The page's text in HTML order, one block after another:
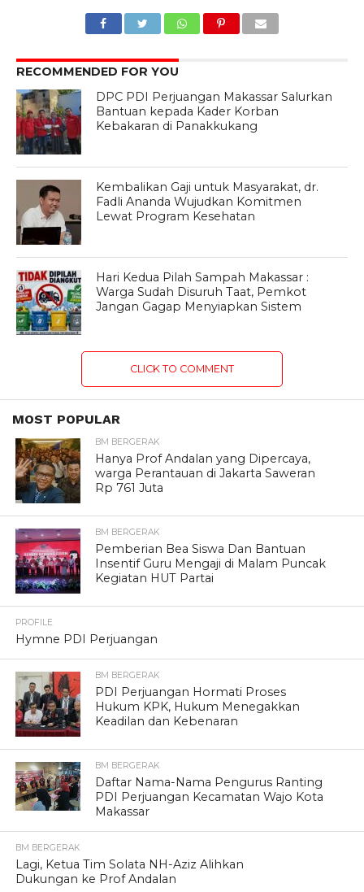
RECOMMENDED FOR YOU
DPC PDI Perjuangan Makassar Salurkan
Bantuan kepada Kader Korban
Kebakaran di Panakkukang
Kembalikan Gaji untuk Masyarakat, dr.
Fadli Ananda Wujudkan Komitmen
Lewat Program Kesehatan
Hari Kedua Pilah Sampah Makassar :
Warga Sudah Disuruh Taat, Pemkot
Jangan Gagap Menyiapkan Sistem
CLICK TO COMMENT
MOST POPULAR
BM BERGERAK
Hanya Prof Andalan yang Dipercaya,
warga Perantauan di Jakarta Saweran
Rp 761 Juta
BM BERGERAK
Pemberian Bea Siswa Dan Bantuan
Insentif Guru Mengaji di Malam Puncak
Kegiatan HUT Partai
PROFILE
Hymne PDI Perjuangan
BM BERGERAK
PDI Perjuangan Hormati Proses
Hukum KPK, Hukum Menegakkan
Keadilan dan Kebenaran
BM BERGERAK
Daftar Nama-Nama Pengurus Ranting
PDI Perjuangan Kecamatan Wajo Kota
Makassar
BM BERGERAK
Lagi, Ketua Tim Solata NH-Aziz Alihkan
Dukungan ke Prof Andalan